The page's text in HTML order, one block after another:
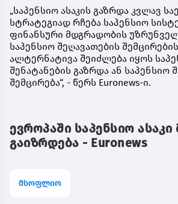
„საპენსიო ასაკის გაზრდა კვლავ
სტრატეგიად რჩება საპენსიო
ფინანსური მდგრადობის
საპენსიო შეღავათების
ალტერნატივა შეიძლება იყოს
შენატანების გაზრდა ან საპენსიო
შემცირება“, - წერს Euronews-ი.
ევროპაში საპენსიო
გაიზრდება - Euronews
მსოფლიო